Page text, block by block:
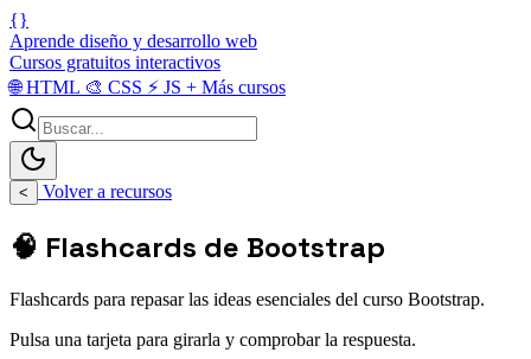
{}
Aprende diseño y desarrollo web
Cursos gratuitos interactivos
🌐HTML 🎨 CSS ⚡ JS + Más cursos
< Volver a recursos
🧠 Flashcards de Bootstrap
Flashcards para repasar las ideas esenciales del curso Bootstrap.
Pulsa una tarjeta para girarla y comprobar la respuesta.